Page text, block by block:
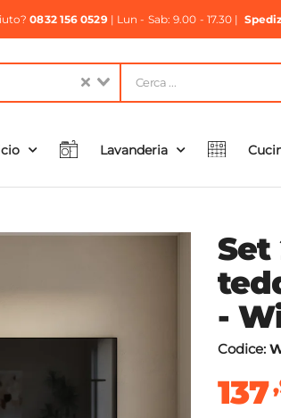
0832 156 0529| Lun - Sab: 9.00 - 17.30 |
Lavanderia
-
Codice:
137